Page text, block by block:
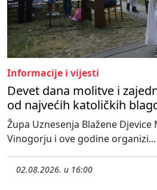
Informacije i vijesti
Devet dana molitve i
od najvećih katoličkih
Župa Uznesenja Blažene
Vinogorju i ove godine organizi...
02.08.2026. u 16:00